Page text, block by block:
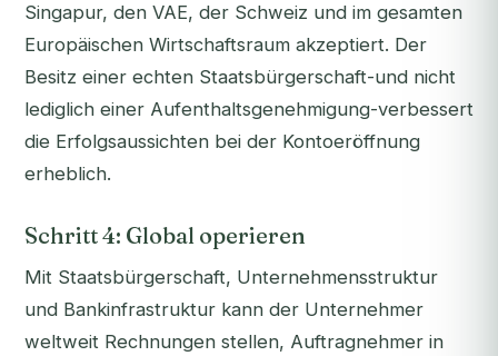
Singapur, den VAE, der Schweiz und im gesamten
Europäischen Wirtschaftsraum akzeptiert. Der
Besitz einer echten Staatsbürgerschaft-und nicht
lediglich einer Aufenthaltsgenehmigung-verbessert
die Erfolgsaussichten bei der Kontoeröffnung
erheblich.
Schritt 4: Global operieren
Mit Staatsbürgerschaft, Unternehmensstruktur
und Bankinfrastruktur kann der Unternehmer
weltweit Rechnungen stellen, Auftragnehmer in